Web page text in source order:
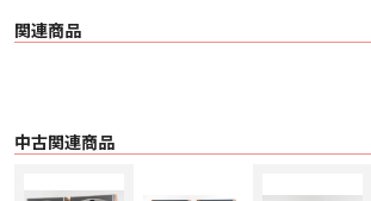
ーカー端子によりケーブルが隠れ、シームレスな外観を
高精細2.5ウェイ・クロスオーバー
しっかりしたローエンドで安定したバランス感のある
で、聴覚だけでなく身体でも体感できます。Stage 2シ
歪みを軽減し音響性能を向上させる空芯インダクター
関連商品
中古関連商品